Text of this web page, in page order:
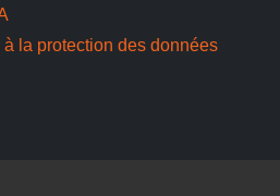
la protection des données